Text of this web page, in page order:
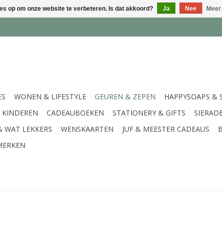
WONEN & LIFESTYLE GEUREN & ZEPEN HAPPYSOAPS &
KINDEREN CADEAUBOEKEN STATIONERY & GIFTS
WAT LEKKERS
WENSKAARTEN JUF & MEESTER CADEAUS
op om onze website te verbeteren. Is dat akkoord? Ja Nee